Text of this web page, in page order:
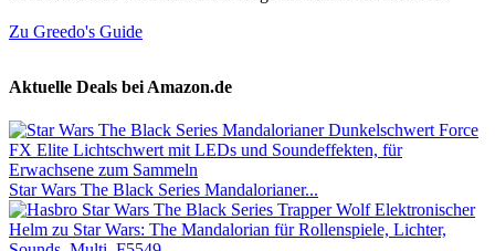
Zu Greedo's Guide
Aktuelle Deals bei Amazon.de
Star Wars The Black Series Mandalorianer...